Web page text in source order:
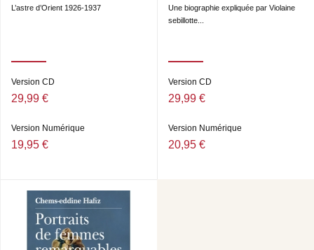
L’astre d’Orient 1926-1937
Version CD
29,99 €
Version Numérique
19,95 €
Une biographie expliquée par Violaine
sebillotte...
Version CD
29,99 €
Version Numérique
20,95 €